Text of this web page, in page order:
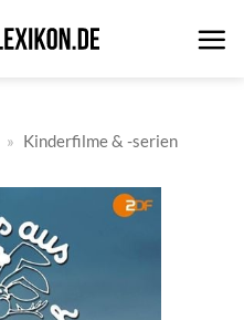
» Kinderfilme & -serien